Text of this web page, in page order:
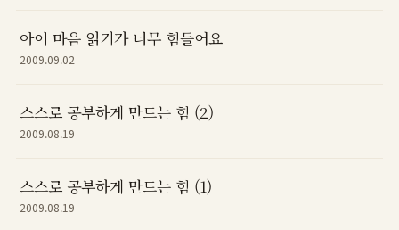
아이 마음 읽기가 너무 힘들어요
2009.09.02
스스로 공부하게 만드는 힘 (2)
2009.08.19
스스로 공부하게 만드는 힘 (1)
2009.08.19